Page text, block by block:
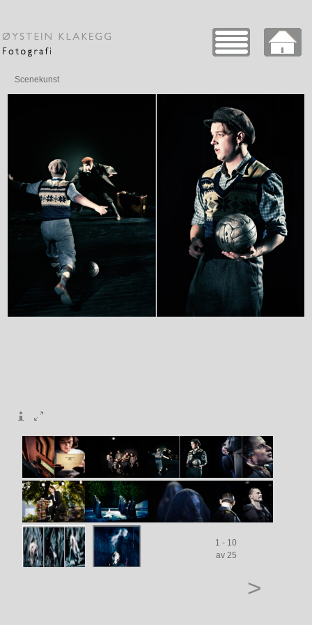
Scenekunst
1 - 10
av 25
>